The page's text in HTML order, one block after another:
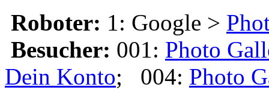
Roboter: 1: Google >
Besucher: 001: Photo
Dein Konto; 004: Photo